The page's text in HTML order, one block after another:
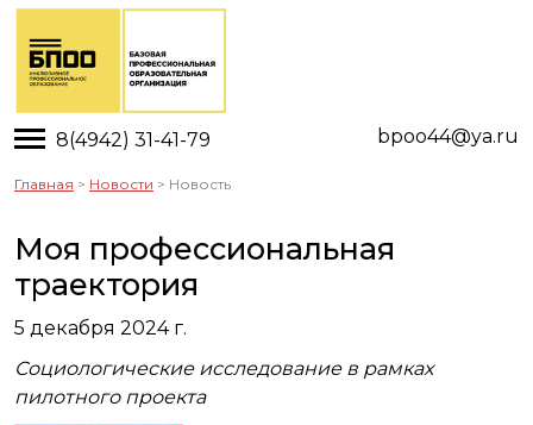
8(4942) 31-41-79 bpoo44@ya.ru
Toggle main menu visibility
Главная > Новости > Новость
Моя профессиональная
траектория
5 декабря 2024 г.
Социологические исследование в рамках
пилотного проекта